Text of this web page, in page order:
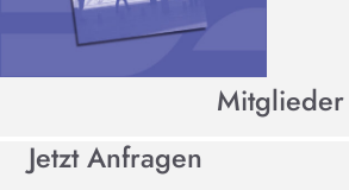
Mitglieder
Jetzt Anfragen